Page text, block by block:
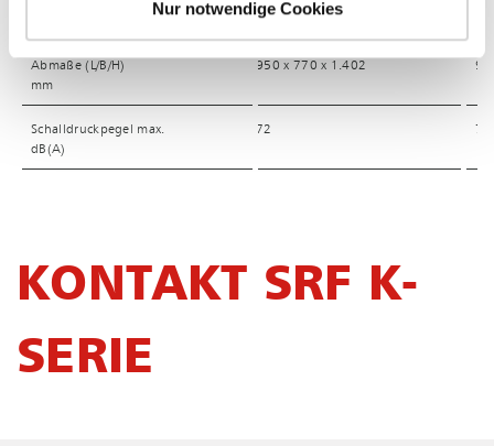
Nur notwendige Cookies
Abmaße (L/B/H)
mm
Schalldruckpegel max.
dB(A)
1,3
Abmaße (L/B/H)
mm
950 x 770 x 1.402
Schalldruckpegel max.
dB(A)
72 74
KONTAKT SRF K-
SERIE